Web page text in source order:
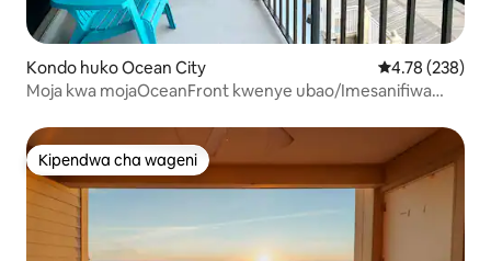
Kondo huko Ocean City Ukadiriaji wa
4.78 (238)
Moja kwa mojaOceanFront kwenye ubao/Imesanifiwa
Kipendwa cha wageni
Kipendwa cha wageni